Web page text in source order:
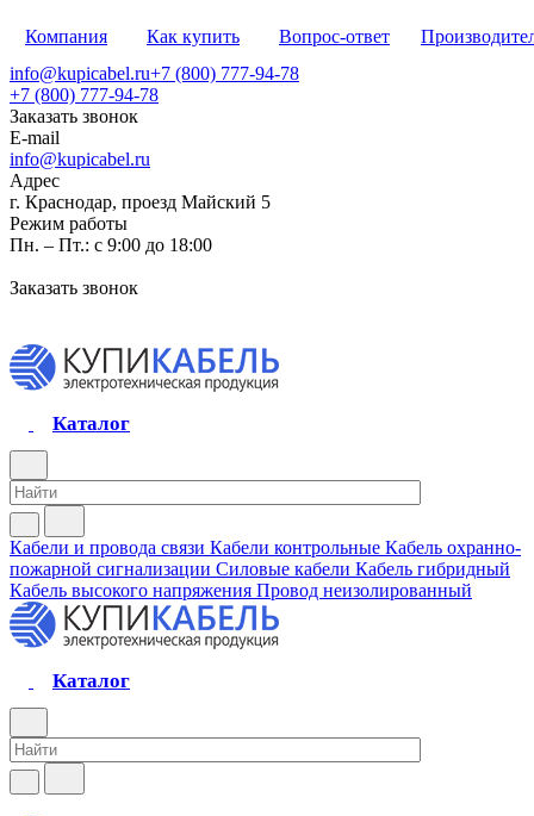
Компания Как купить Вопрос-ответ
info@kupicabel.ru+7 (800) 777-94-78
+7 (800) 777-94-78
Заказать звонок
E-mail
info@kupicabel.ru
Адрес
г. Краснодар, проезд Майский 5
Режим работы
Пн. – Пт.: с 9:00 до 18:00
Заказать звонок
Каталог
Кабели и провода связи Кабели контрольные Кабель охранно-
пожарной сигнализации Силовые кабели Кабель гибридный
Кабель высокого напряжения Провод неизолированный
Каталог